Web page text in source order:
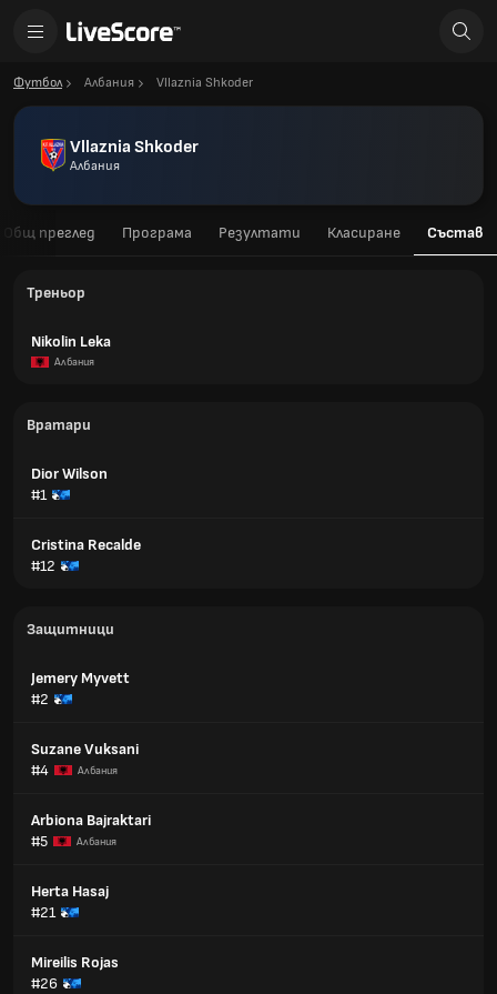
Футбол Албания Vllaznia Shkoder
Vllaznia Shkoder
Албания
Общ преглед Програма Резултати Класиране Състав
Треньор
Nikolin Leka
Албания
Вратари
Dior Wilson
#1
Cristina Recalde
#12
Защитници
Jemery Myvett
#2
Suzane Vuksani
#4
Албания
Arbiona Bajraktari
#5
Албания
Herta Hasaj
#21
Mireilis Rojas
#26